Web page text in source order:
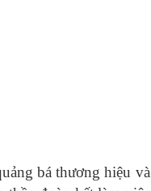
bá thương hiệu và